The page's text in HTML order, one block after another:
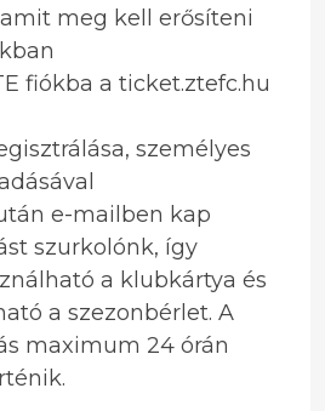
meg kell erősíteni
fiókba a ticket.ztefc.hu
személyes
e-mailben kap
szurkolónk, így
a klubkártya és
a szezonbérlet. A
maximum 24 órán